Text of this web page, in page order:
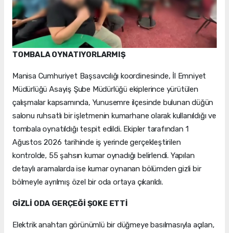
TOMBALA OYNATIYORLARMIŞ
Manisa Cumhuriyet Başsavcılığı koordinesinde, İl Emniyet
Müdürlüğü Asayiş Şube Müdürlüğü ekiplerince yürütülen
çalışmalar kapsamında, Yunusemre ilçesinde bulunan düğün
salonu ruhsatlı bir işletmenin kumarhane olarak kullanıldığı ve
tombala oynatıldığı tespit edildi. Ekipler tarafından 1
Ağustos 2026 tarihinde iş yerinde gerçekleştirilen
kontrolde, 55 şahsın kumar oynadığı belirlendi. Yapılan
detaylı aramalarda ise kumar oynanan bölümden gizli bir
bölmeyle ayrılmış özel bir oda ortaya çıkarıldı.
GİZLİ ODA GERÇEĞİ ŞOKE ETTİ
Elektrik anahtarı görünümlü bir düğmeye basılmasıyla açılan,